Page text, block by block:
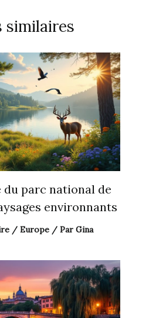
similaires
du parc national de
environnants
/ Europe/ Par Gina